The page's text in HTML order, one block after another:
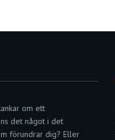
om ett
det något i det
förundrar dig? Eller